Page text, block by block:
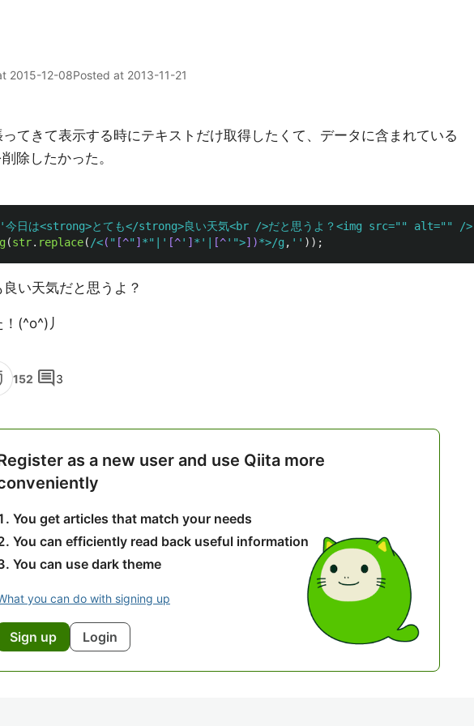
2015-12-08Posted at 2013-11-21
ってきて表示する時にテキストだけ取得したくて、データに含まれている
除したかった。
'今日は<strong>とても</strong>良い天気<br />だと思うよ？<img src="" alt="" />
(str. replace( /<( " [^" ] *"|' [^' ] *'| [^'">])*>/g , '' ));
い天気だと思うよ？
(^o^)丿
152 comment3
as a new user and use Qiita more
You get articles that match your needs
You can efficiently read back useful information
You can use dark theme
you can do with signing up
Sign up Login